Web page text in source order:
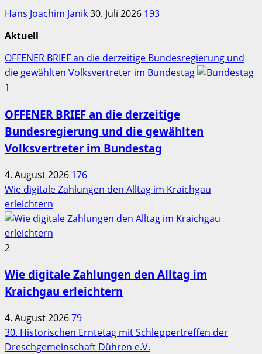
Hans Joachim Janik30. Juli 2026 193
Aktuell
OFFENER BRIEF an die derzeitige Bundesregierung und
die gewählten Volksvertreter im Bundestag
1
OFFENER BRIEF an die derzeitige
Bundesregierung und die gewählten
Volksvertreter im Bundestag
4. August 2026 176
Wie digitale Zahlungen den Alltag im Kraichgau
erleichtern
2
Wie digitale Zahlungen den Alltag im
Kraichgau erleichtern
4. August 202679
30. Historischen Erntetag mit Schleppertreffen der
Dreschgemeinschaft Dühren e.V.